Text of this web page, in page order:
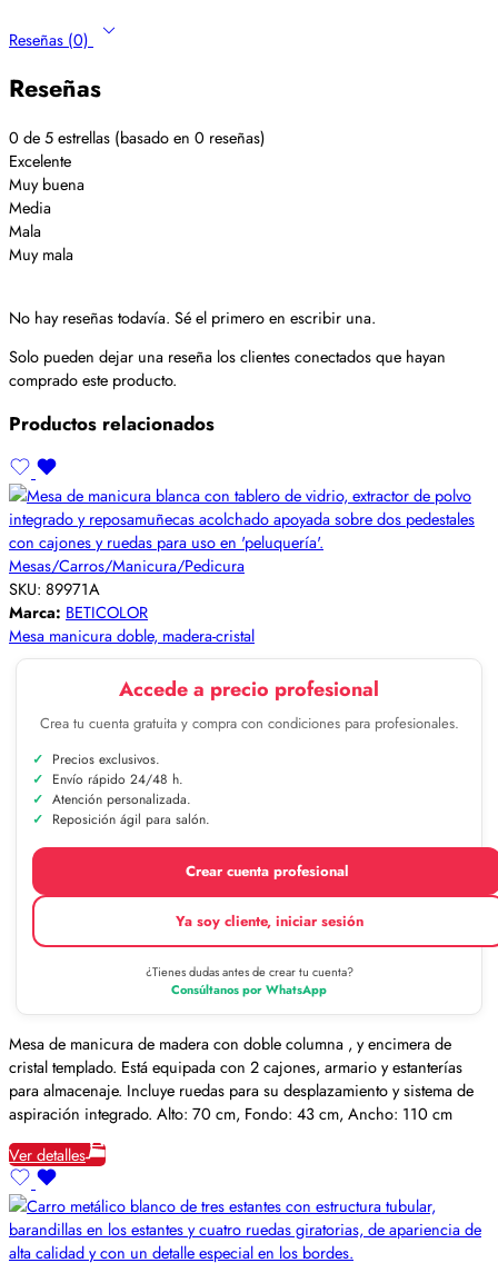
Reseñas (0)
Reseñas
0 de 5 estrellas (basado en 0 reseñas)
Excelente
Muy buena
Media
Mala
Muy mala
No hay reseñas todavía. Sé el primero en escribir una.
Solo pueden dejar una reseña los clientes conectados que hayan
comprado este producto.
Productos relacionados
Mesas/Carros/Manicura/Pedicura
SKU: 89971A
Marca: BETICOLOR
Mesa manicura doble, madera-cristal
Accede a precio profesional
Crea tu cuenta gratuita y compra con condiciones para profesionales.
Precios exclusivos.
Envío rápido 24/48 h.
Atención personalizada.
Reposición ágil para salón.
Crear cuenta profesional
Ya soy cliente, iniciar sesión
¿Tienes dudas antes de crear tu cuenta?
Consúltanos por WhatsApp
Mesa de manicura de madera con doble columna , y encimera de
cristal templado. Está equipada con 2 cajones, armario y estanterías
para almacenaje. Incluye ruedas para su desplazamiento y sistema de
aspiración integrado. Alto: 70 cm, Fondo: 43 cm, Ancho: 110 cm
Ver detalles